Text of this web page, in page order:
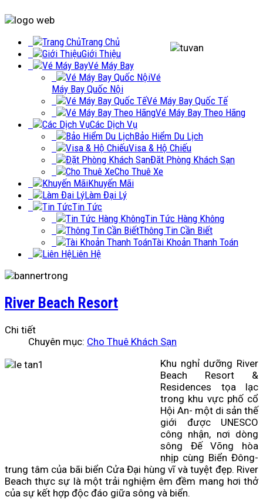
Trang Chủ
Giới Thiệu
Vé Máy Bay
Vé
Máy Bay Quốc Nội
Vé Máy Bay Quốc Tế
Vé Máy Bay Theo Hãng
Các Dịch Vụ
Bảo Hiểm Du Lịch
Visa & Hộ Chiếu
Đặt Phòng Khách Sạn
Cho Thuê Xe
Khuyến Mãi
Làm Đại Lý
Tin Tức
Tin Tức Hàng Không
Thông Tin Cần Biết
Tài Khoản Thanh Toán
Liên Hệ
River Beach Resort
Chi tiết
Chuyên mục: Cho Thuê Khách Sạn
Khu nghỉ dưỡng River
Beach Resort &
Residences tọa lạc
trong khu vực phố cổ
Hội An- một di sản thế
giới được UNESCO
công nhận, nơi dòng
sông Đế Võng hòa
nhịp cùng Biển Đông-
trung tâm của bãi biển Cửa Đại hùng vĩ và tuyệt đẹp. River
Beach thực sự là một trải nghiệm êm đềm mang hơi thở
của sự kết hợp độc đáo giữa sông và biển.